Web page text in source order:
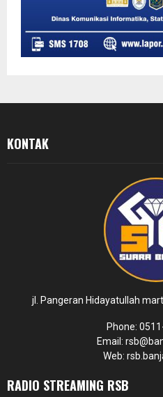
KONTAK
jl. Pangeran Hidayatullah
Phone:
Email:
Web:
RADIO STREAMING RSB